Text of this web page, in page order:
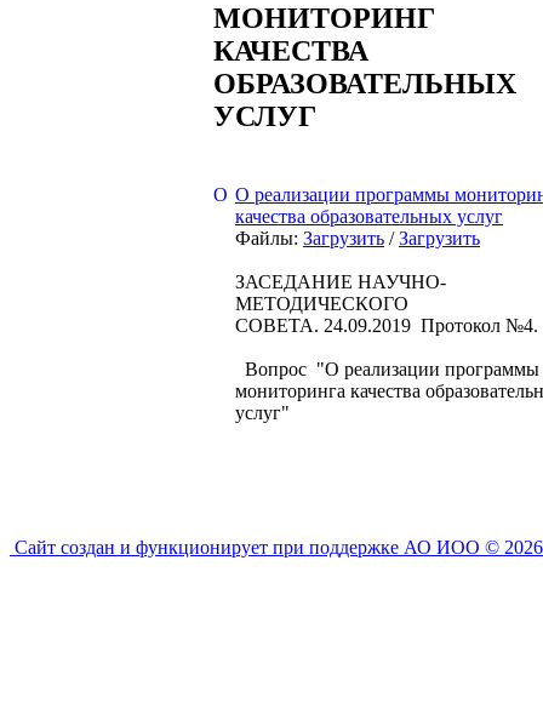
МОНИТОРИНГ
КАЧЕСТВА
ОБРАЗОВАТЕЛЬНЫХ
УСЛУГ
О реализации программы
качества образовательных услуг
Файлы: Загрузить /Загрузить
ЗАСЕДАНИЕ НАУЧНО-
МЕТОДИЧЕСКОГО
СОВЕТА. 24.09.2019 Протокол №4.
Вопрос "О реализации программы
мониторинга качества
услуг"
Сайт создан и функционирует при поддержке АО ИОО © 2026